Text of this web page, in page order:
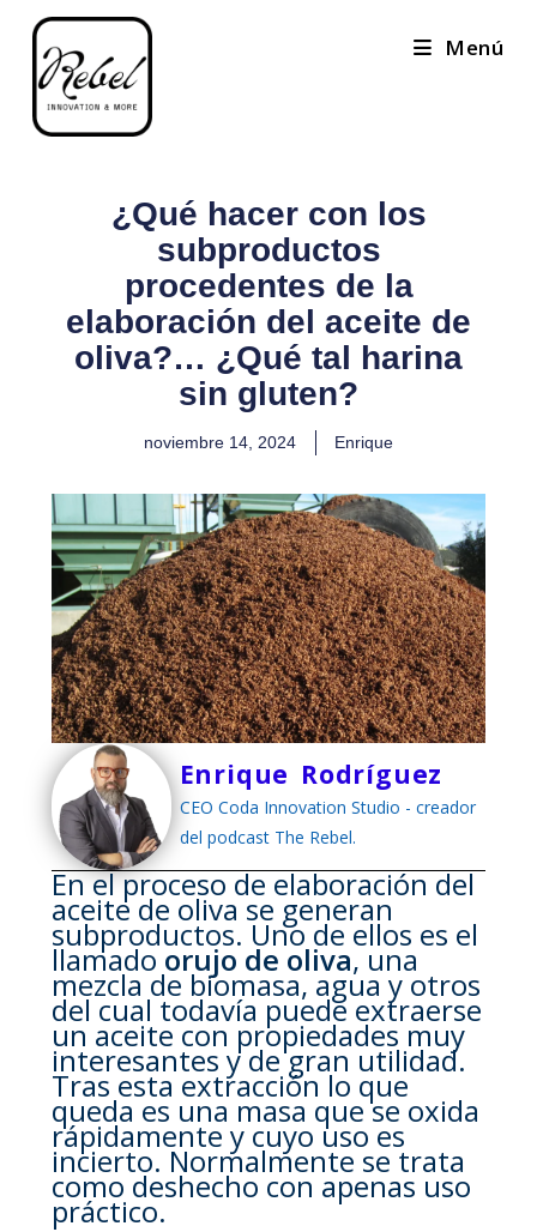
Menú
¿Qué hacer con los
subproductos
procedentes de la
elaboración del aceite de
oliva?… ¿Qué tal harina
sin gluten?
noviembre 14, 2024 Enrique
Enrique Rodríguez
CEO Coda Innovation Studio - creador
del podcast The Rebel.
En el proceso de elaboración del
aceite de oliva se generan
subproductos. Uno de ellos es el
llamadoorujo de oliva, una
mezcla de biomasa, agua y otros
del cual todavía puede extraerse
un aceite con propiedades muy
interesantes y de gran utilidad.
Tras esta extracción lo que
queda es una masa que se oxida
rápidamente y cuyo uso es
incierto. Normalmente se trata
como deshecho con apenas uso
práctico.